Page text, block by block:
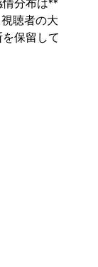
情分布は**
聴者の大
保留して